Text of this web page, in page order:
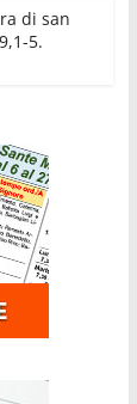
di san
5.